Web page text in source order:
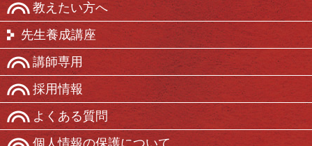
教えたい方へ
先生養成講座
講師専用
採用情報
よくある質問